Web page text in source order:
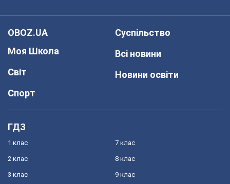
OBOZ.UA
Моя Школа
Світ
Спорт
Суспільство
Всі новини
Новини освіти
ГДЗ
1 клас
2 клас
3 клас
7 клас
8 клас
9 клас